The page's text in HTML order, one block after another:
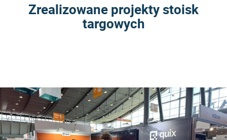
Zrealizowane projekty stoisk
targowych